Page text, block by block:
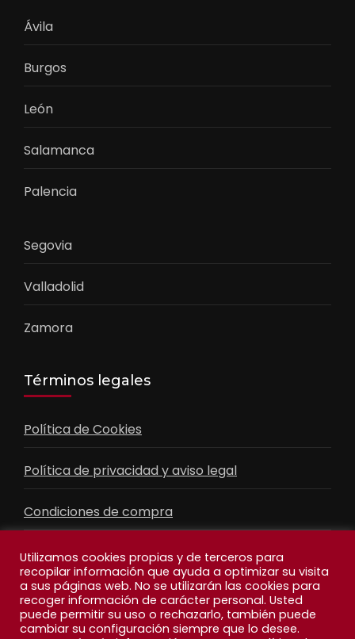
Ávila
Burgos
León
Salamanca
Palencia
Segovia
Valladolid
Zamora
Términos legales
Política de Cookies
Política de privacidad y aviso legal
Condiciones de compra
Contacto
Facebook
Feed
Utilizamos cookies propias y de terceros para
recopilar información que ayuda a optimizar su visita
a sus páginas web. No se utilizarán las cookies para
recoger información de carácter personal. Usted
puede permitir su uso o rechazarlo, también puede
cambiar su configuración siempre que lo desee.